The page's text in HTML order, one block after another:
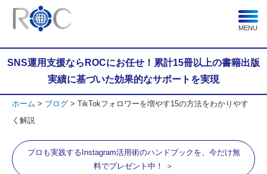
MENU
SNS運用支援ならROCにお任せ！累計15冊以上の書籍出版
実績に基づいた効果的なサポートを実現
ホーム ブログ
TikTokフォロワーを増やす15の方法をわかりやす
く解説
プロも実践するInstagram活用術のハンドブックを、今だけ無
料でプレゼント中！ ＞